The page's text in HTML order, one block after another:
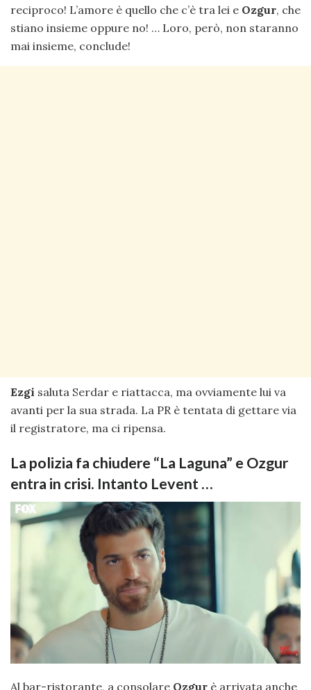
reciproco! L’amore è quello che c’è tra lei e Ozgur, che
stiano insieme oppure no! … Loro, però, non staranno
mai insieme, conclude!
Ezgi saluta Serdar e riattacca, ma ovviamente lui va
avanti per la sua strada. La PR è tentata di gettare via
il registratore, ma ci ripensa.
La polizia fa chiudere “La Laguna” e Ozgur
entra in crisi. Intanto Levent …
Al bar-ristorante, a consolare Ozgur è arrivata anche